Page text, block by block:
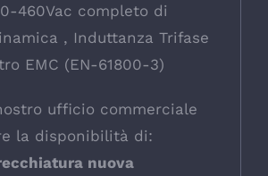
460Vac completo di
, Induttanza Trifase
EMC (EN-61800-3)
ufficio commerciale
la disponibilità di:
nuova